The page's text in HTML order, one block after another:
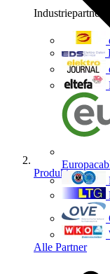
Industriepartner
Alle Partner
Produkte